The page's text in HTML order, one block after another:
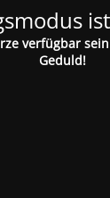
verfügbar
Geduld!